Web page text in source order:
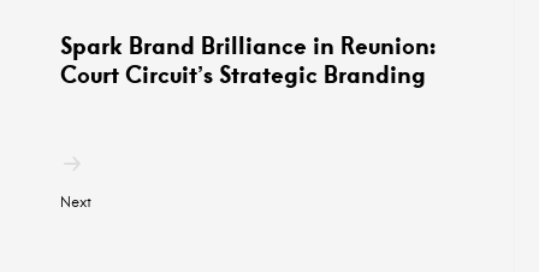
Spark Brand Brilliance in Reunion:
Court Circuit’s Strategic Branding
Next